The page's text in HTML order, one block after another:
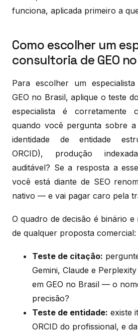
funciona, aplicada primeiro a
Como escolher um
consultoria de GEO
Para escolher um
GEO no Brasil, aplique o teste
especialista é corretamente
quando você pergunta sobre
identidade de entidade
ORCID), produção
auditável? Se a resposta a
você está diante de SEO
nativo — e vai pagar caro pela
O quadro de decisão é binário
de qualquer proposta comercial:
Teste de citação:
Gemini, Claude e
em GEO no Brasil — o
precisão?
Teste de entidade: existe
ORCID do profissional, e